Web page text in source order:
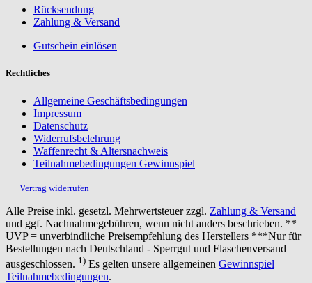
Rücksendung
Zahlung & Versand
Gutschein einlösen
Rechtliches
Allgemeine Geschäftsbedingungen
Impressum
Datenschutz
Widerrufsbelehrung
Waffenrecht & Altersnachweis
Teilnahmebedingungen Gewinnspiel
Vertrag widerrufen
Alle Preise inkl. gesetzl. Mehrwertsteuer zzgl. Zahlung & Versand
und ggf. Nachnahmegebühren, wenn nicht anders beschrieben. **
UVP = unverbindliche Preisempfehlung des Herstellers ***Nur für
Bestellungen nach Deutschland - Sperrgut und Flaschenversand
ausgeschlossen. 1) Es gelten unsere allgemeinen Gewinnspiel
Teilnahmebedingungen.